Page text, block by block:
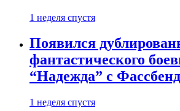
1 неделя спустя
Появился
фантастического
“Надежда” с
1 неделя спустя